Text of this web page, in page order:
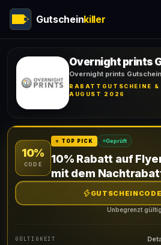
Gutscheinkiller
Overnight prints
Overnight prints Gutschein
RABATTGUTSCHEINE &
AUGUST 2026
10%
CODE
⭐ TOP PICK Geprüft
10% Rabatt auf
mit dem
GUTSCHEINCODE
Unbegrenzt gültig
GÜLTIGKEIT